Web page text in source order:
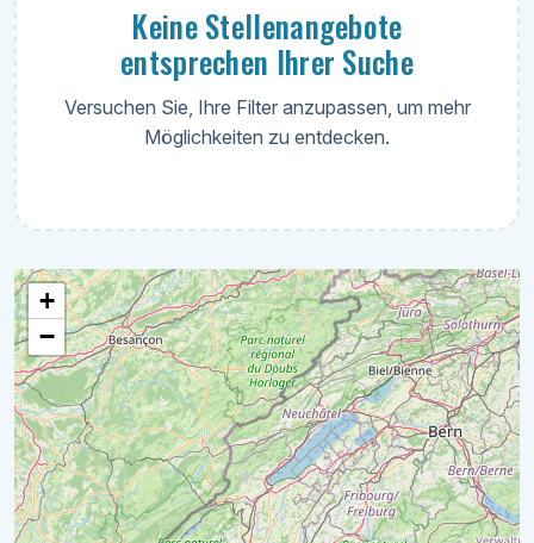
Keine Stellenangebote
entsprechen Ihrer Suche
Versuchen Sie, Ihre Filter anzupassen, um mehr
Möglichkeiten zu entdecken.
+
−